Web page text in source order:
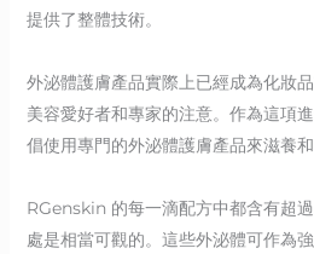
提供了整體技術。
外泌體護膚產品實際上已經成為化妝
美容愛好者和專家的注意。作為這項
倡使用專門的外泌體護膚產品來滋養
RGenskin 的每一滴配方中都含有超
處是相當可觀的。這些外泌體可作為